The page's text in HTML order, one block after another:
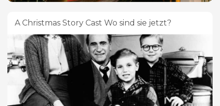
A Christmas Story Cast Wo sind sie jetzt?